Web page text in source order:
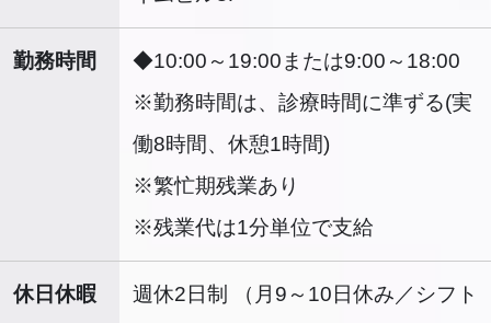
勤務時間
◆10:00～19:00または9:00～18:00
※勤務時間は、診療時間に準ずる(実
働8時間、休憩1時間)
※繁忙期残業あり
※残業代は1分単位で支給
休日休暇
週休2日制 （月9～10日休み／シフト